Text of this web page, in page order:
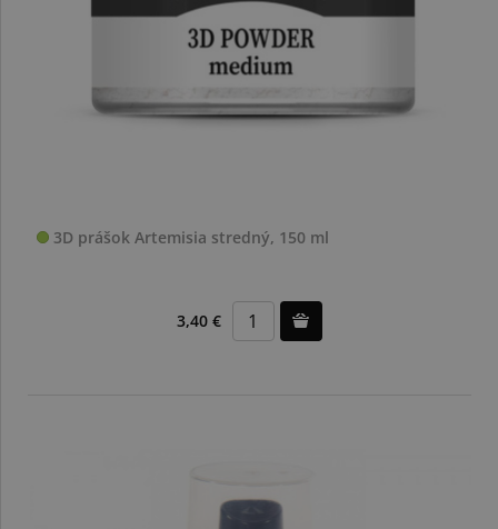
3D prášok Artemisia stredný, 150 ml
3,40 €